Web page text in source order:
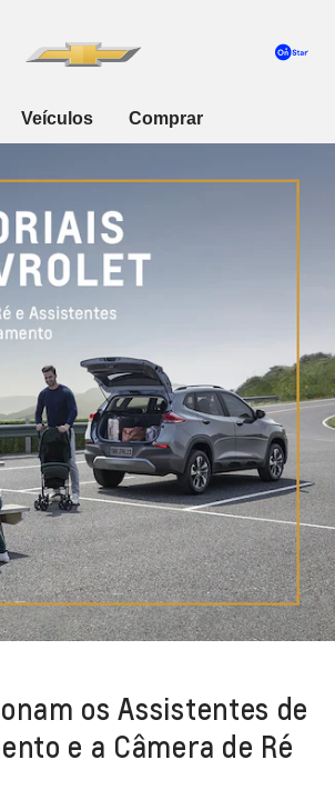
os Assistentes de
e a Câmera de Ré